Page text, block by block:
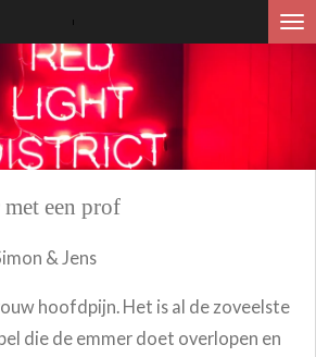
een prof
& Jens
hoofdpijn. Het is al de zoveelste
die de emmer doet overlopen en